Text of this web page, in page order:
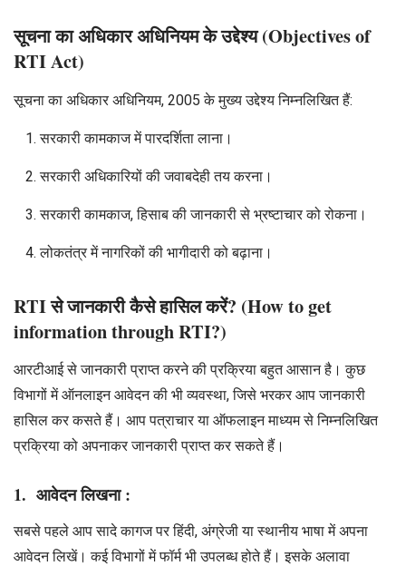
सूचना का अधिकार अधिनियम के उद्देश्य (Objectives of
RTI Act)
सूचना का अधिकार अधिनियम, 2005 के मुख्य उद्देश्य निम्नलिखित हैं:
सरकारी कामकाज में पारदर्शिता लाना।
सरकारी अधिकारियों की जवाबदेही तय करना।
सरकारी कामकाज, हिसाब की जानकारी से भ्रष्टाचार को रोकना।
लोकतंत्र में नागरिकों की भागीदारी को बढ़ाना।
RTI से जानकारी कैसे हासिल करें? (How to get
information through RTI?)
आरटीआई से जानकारी प्राप्त करने की प्रक्रिया बहुत आसान है। कुछ
विभागों में ऑनलाइन आवेदन की भी व्यवस्था, जिसे भरकर आप जानकारी
हासिल कर कसते हैं। आप पत्राचार या ऑफलाइन माध्यम से निम्नलिखित
प्रक्रिया को अपनाकर जानकारी प्राप्त कर सकते हैं।
1. आवेदन लिखना :
सबसे पहले आप सादे कागज पर हिंदी, अंग्रेजी या स्थानीय भाषा में अपना
आवेदन लिखें। कई विभागों में फॉर्म भी उपलब्ध होते हैं। इसके अलावा